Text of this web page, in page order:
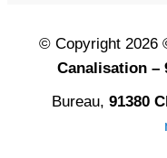
© Copyright 2026
Canalisation –
Bureau, 91380